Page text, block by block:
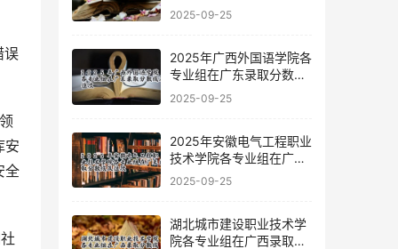
误
安
全
2025-09-25
2025年广西外国语学院各
专业组在广东录取分数线
及位次
2025-09-25
2025年安徽电气工程职业
技术学院各专业组在广东
录取分数线及位次
2025-09-25
湖北城市建设职业技术学
院各专业组在广西录取分